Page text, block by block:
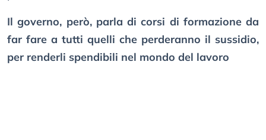
Il governo, però, parla di corsi di formazione da
far fare a tutti quelli che perderanno il sussidio,
per renderli spendibili nel mondo del lavoro